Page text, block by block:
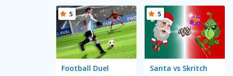
Football Duel
5
Santa vs Skritch
5